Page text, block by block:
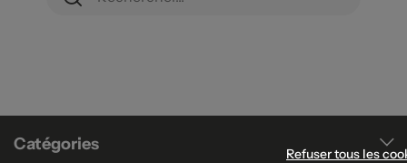
Catégories
Refuser tous les